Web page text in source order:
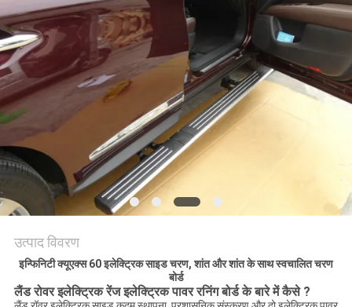
की
विनती
करे
साइटमैप
PRIVACY
POLICY
उत्पाद विवरण
इन्फिनिटी क्यूएक्स 60 इलेक्ट्रिक साइड चरण, शांत और शांत के साथ स्वचालित चरण
बोर्ड
लैंड रोवर इलेक्ट्रिक रेंज इलेक्ट्रिक पावर रनिंग बोर्ड के बारे में कैसे ?